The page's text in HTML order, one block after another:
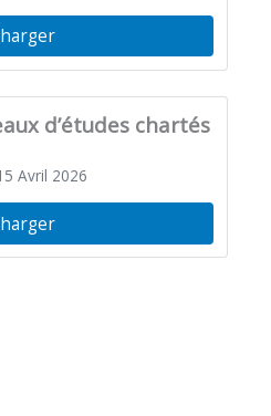
d’études chartés
Avril 2026